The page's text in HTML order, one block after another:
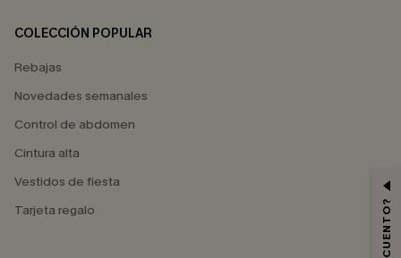
COLECCIÓN POPULAR
Rebajas
Novedades semanales
Control de abdomen
Cintura alta
Vestidos de fiesta
Tarjeta regalo